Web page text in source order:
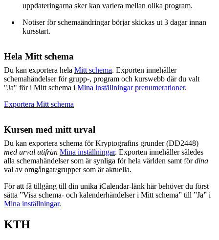
uppdateringarna sker kan variera mellan olika program.
Notiser för schemaändringar börjar skickas ut 3 dagar innan
kursstart.
Hela Mitt schema
Du kan exportera hela Mitt schema. Exporten innehåller
schemahändelser för grupp-, program och kurswebb där du valt
"Ja" för i Mitt schema i Mina inställningar prenumerationer.
Exportera Mitt schema
Kursen med mitt urval
Du kan exportera schema för Kryptografins grunder (DD2448)
med urval utifrån Mina inställningar. Exporten innehåller således
alla schemahändelser som är synliga för hela världen samt fördina
val av omgångar/grupper som är aktuella.
För att få tillgång till din unika iCalendar-länk här behöver du först
sätta ”Visa schema- och kalenderhändelser i Mitt schema” till ”Ja” i
Mina inställningar.
KTH